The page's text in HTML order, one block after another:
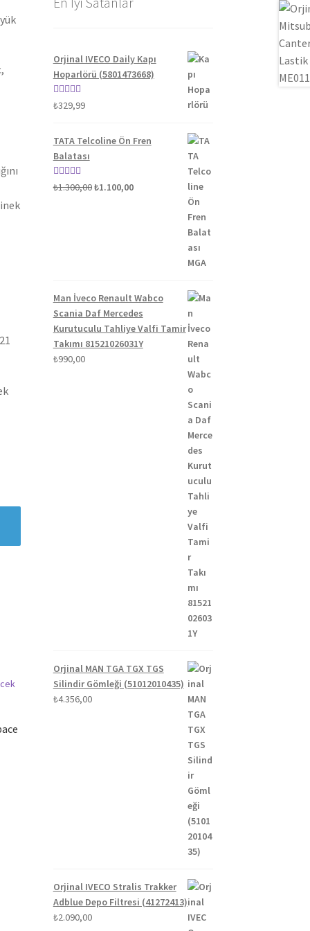
Orjinal IVECO Daily Kapı
Hoparlörü (5801473668)
5 üzerinden
₺329,99
TATA Telcoline Ön Fren
Balatası
5 üzerinden
₺1.300,00Orijinal
₺1.100,00Şu
Man İveco Renault Wabco
Scania Daf Mercedes
Kurutuculu Tahliye Valfi Tamir
Takımı 81521026031Y
₺990,00
Orjinal MAN TGA TGX TGS
Silindir Gömleği (51012010435)
₺4.356,00
Orjinal IVECO Stralis Trakker
Adblue Depo Filtresi (41272413)
₺2.090,00